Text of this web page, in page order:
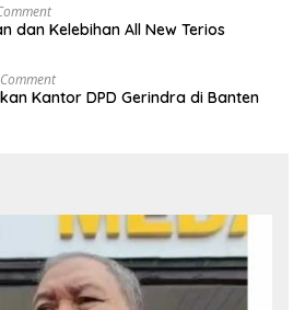
dan Kelebihan All New Terios
Kantor DPD Gerindra di Banten